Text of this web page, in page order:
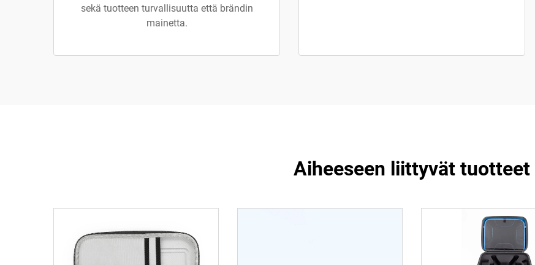
sekä tuotteen turvallisuutta että brändin
mainetta.
Aiheeseen liittyvät tuotteet